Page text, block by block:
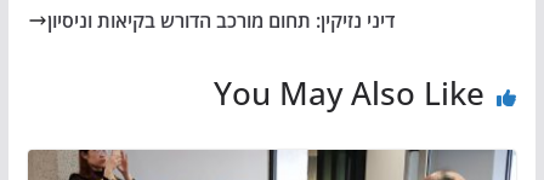
דיני נזיקין: תחום מורכב הדורש בקיאות וניסיון
You May Also Like